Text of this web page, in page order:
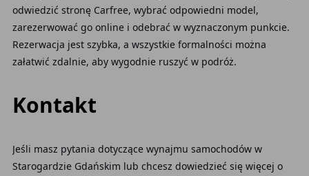
odwiedzić stronę Carfree, wybrać odpowiedni model,
zarezerwować go online i odebrać w wyznaczonym punkcie.
Rezerwacja jest szybka, a wszystkie formalności można
załatwić zdalnie, aby wygodnie ruszyć w podróż.
Kontakt
Jeśli masz pytania dotyczące wynajmu samochodów w
Starogardzie Gdańskim lub chcesz dowiedzieć się więcej o